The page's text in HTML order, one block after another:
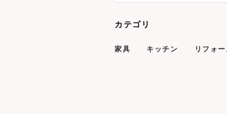
カテゴリ
家具 キッチン リフォ